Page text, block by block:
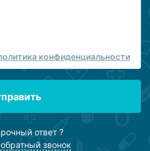
конфиденциальности
ответ ?
звонок